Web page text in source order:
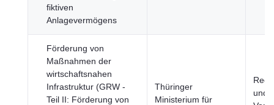
fiktiven
Anlagevermögens
Förderung von
Maßnahmen der
wirtschaftsnahen
Infrastruktur (GRW -
Teil II: Förderung von
Thüringer
Ministerium für
und